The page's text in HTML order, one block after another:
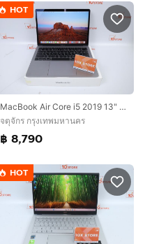
HOT
MacBook Air Core i5 2019 13" 8.256GB
จตุจักร กรุงเทพมหานคร
฿ 8,790
HOT